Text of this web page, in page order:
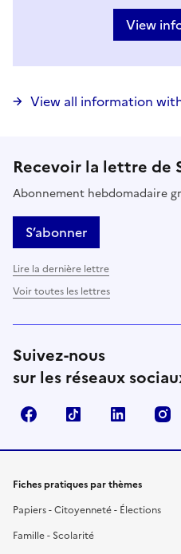
View
View all information
Recevoir la lettre de
Abonnement hebdomadaire
S’abonner
Lire la dernière lettre
Voir toutes les lettres
Suivez-nous
sur les réseaux
FacebookTikTok LinkedIn
Fiches pratiques par thèmes
Papiers - Citoyenneté - Élections
Famille - Scolarité